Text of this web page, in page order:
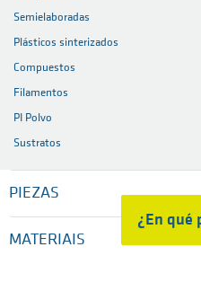
¿En qué
Semielaboradas
Plásticos sinterizados
Compuestos
Filamentos
PI Polvo
Sustratos
PIEZAS
MATERIAIS